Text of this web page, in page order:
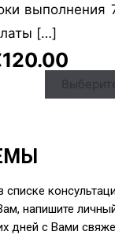
выполнения
[…]
120.00
напишите
дней с Вами